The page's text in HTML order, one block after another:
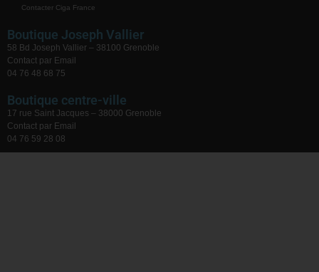
Contacter Ciga France
Boutique Joseph Vallier
58 Bd Joseph Vallier – 38100 Grenoble
Contact par Email
04 76 48 68 75
Boutique centre-ville
17 rue Saint Jacques – 38000 Grenoble
Contact par Email
04 76 59 28 08